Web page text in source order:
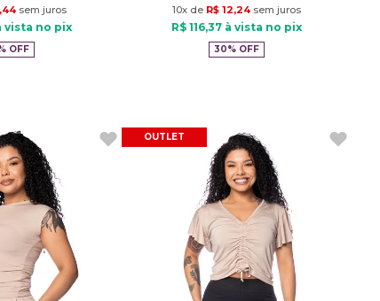
44sem juros
vista no pix
OFF
10x de R$ 12,24 sem juros
R$ 116,37 à vista no pix
30% OFF
OUTLET